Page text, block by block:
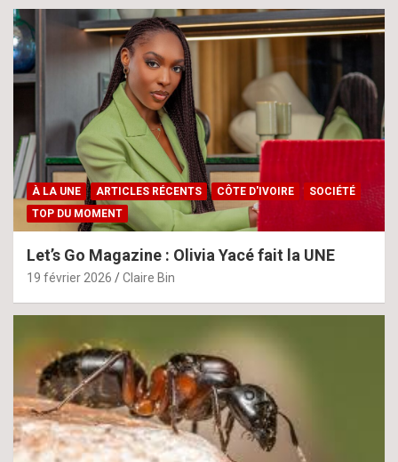
À LA UNE ARTICLES RÉCENTS CÔTE D'IVOIRE
SOCIÉTÉ
TOP DU MOMENT
Let’s Go Magazine : Olivia Yacé fait la UNE
19 février 2026 Claire Bin